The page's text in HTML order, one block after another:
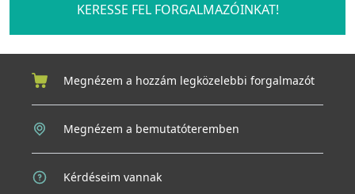
KERESSE FEL FORGALMAZÓINKAT!
Megnézem a hozzám legközelebbi forgalmazót
Megnézem a bemutatóteremben
Kérdéseim vannak